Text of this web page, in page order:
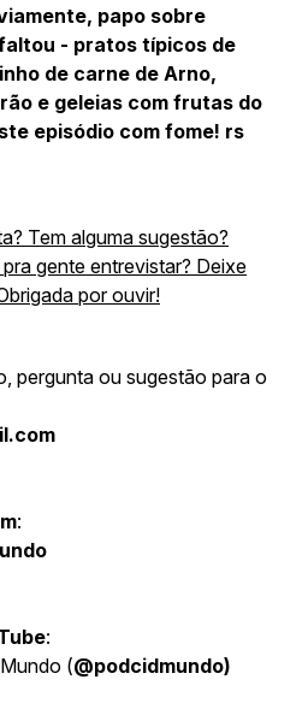
papo sobre
- pratos típicos de
de carne de Arno,
e geleias com frutas do
episódio com fome! rs
Tem alguma sugestão?
gente entrevistar? Deixe
por ouvir!
pergunta ou sugestão para o
:
:
(@podcidmundo)